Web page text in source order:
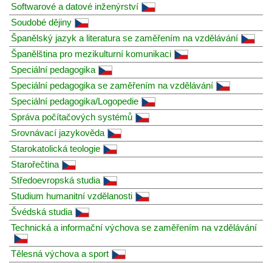
Softwarové a datové inženýrství
Soudobé dějiny
Španělský jazyk a literatura se zaměřením na vzdělávání
Španělština pro mezikulturní komunikaci
Speciální pedagogika
Speciální pedagogika se zaměřením na vzdělávání
Speciální pedagogika/Logopedie
Správa počítačových systémů
Srovnávací jazykověda
Starokatolická teologie
Starořečtina
Středoevropská studia
Studium humanitní vzdělanosti
Švédská studia
Technická a informační výchova se zaměřením na vzdělávání
Tělesná výchova a sport